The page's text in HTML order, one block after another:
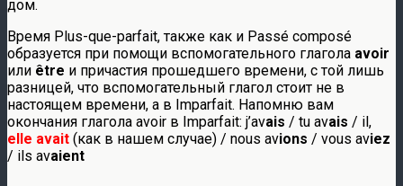
дом.
Время Plus-que-parfait, также как и Passé composé
образуется при помощи вспомогательного глагола avoir
или être и причастия прошедшего времени, с той лишь
разницей, что вспомогательный глагол стоит не в
настоящем времени, а в Imparfait. Напомню вам
окончания глагола avoir в Imparfait: j’avais / tu avais / il,
elle avait (как в нашем случае) / nous avions / vous aviez
/ ils avaient